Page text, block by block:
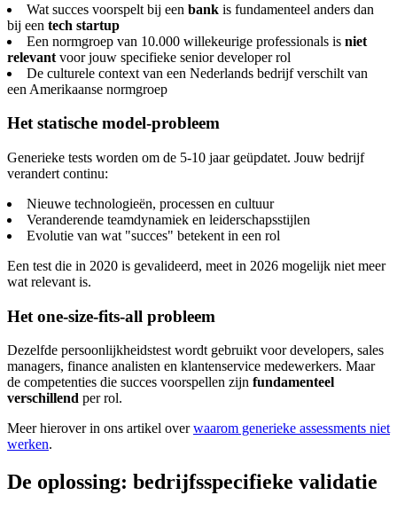
Wat succes voorspelt bij een bank is fundamenteel anders dan
bij een tech startup
Een normgroep van 10.000 willekeurige professionals is niet
relevant voor jouw specifieke senior developer rol
De culturele context van een Nederlands bedrijf verschilt van
een Amerikaanse normgroep
Het statische model-probleem
Generieke tests worden om de 5-10 jaar geüpdatet. Jouw bedrijf
verandert continu:
Nieuwe technologieën, processen en cultuur
Veranderende teamdynamiek en leiderschapsstijlen
Evolutie van wat "succes" betekent in een rol
Een test die in 2020 is gevalideerd, meet in 2026 mogelijk niet meer
wat relevant is.
Het one-size-fits-all probleem
Dezelfde persoonlijkheidstest wordt gebruikt voor developers, sales
managers, finance analisten en klantenservice medewerkers. Maar
de competenties die succes voorspellen zijn fundamenteel
verschillend per rol.
Meer hierover in ons artikel overwaarom generieke assessments niet
werken.
De oplossing: bedrijfsspecifieke validatie